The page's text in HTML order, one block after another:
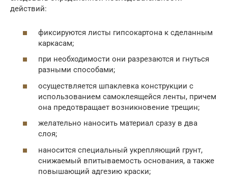
действий:
фиксируются листы гипсокартона к сделанным
каркасам;
при необходимости они разрезаются и гнуться
разными способами;
осуществляется шпаклевка конструкции с
использованием самоклеящейся ленты, причем
она предотвращает возникновение трещин;
желательно наносить материал сразу в два
слоя;
наносится специальный укрепляющий грунт,
снижаемый впитываемость основания, а также
повышающий адгезию краски;